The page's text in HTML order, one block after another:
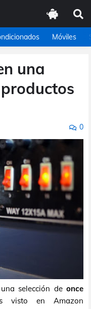
Móviles
una
0
selección de once
visto en Amazon